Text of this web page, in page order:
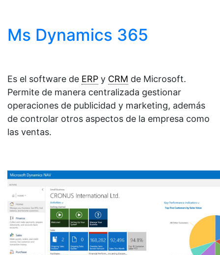
Ms Dynamics 365
Es el software de ERP y CRM de Microsoft.
Permite de manera centralizada gestionar
operaciones de publicidad y marketing, además
de controlar otros aspectos de la empresa como
las ventas.